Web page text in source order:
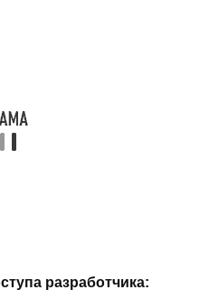
разработчика: